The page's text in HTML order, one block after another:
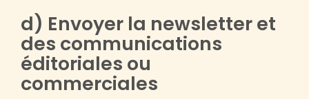
d) Envoyer la newsletter et
des communications
éditoriales ou
commerciales